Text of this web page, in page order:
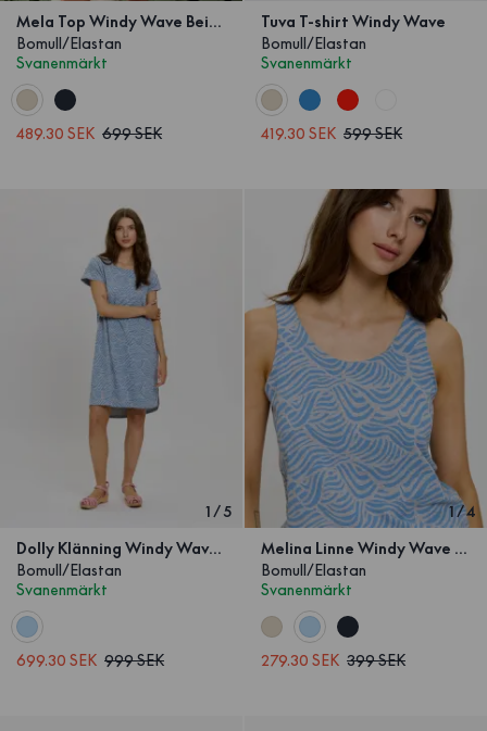
Mela Top Windy Wave Beige
Bomull/Elastan
Svanenmärkt
489.30 SEK 699 SEK
Tuva T-shirt Windy Wave
Bomull/Elastan
Svanenmärkt
419.30 SEK 599 SEK
1/5
Dolly Klänning Windy Wave Grå/Blå
Bomull/Elastan
Svanenmärkt
699.30 SEK 999 SEK
1/4
Melina Linne Windy Wave Grå/Blå
Bomull/Elastan
Svanenmärkt
279.30 SEK 399 SEK